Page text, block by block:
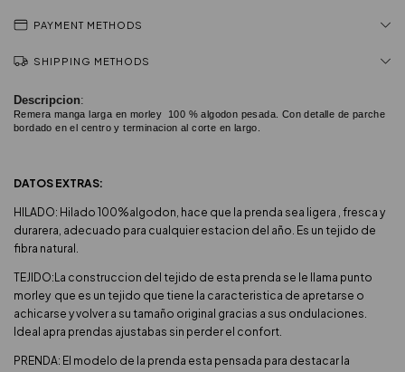
PAYMENT METHODS
SHIPPING METHODS
Descripcion:
Remera manga larga en morley 100 % algodon pesada. Con detalle de parche
bordado en el centro y terminacion al corte en largo.
DATOS EXTRAS:
HILADO: Hilado 100%algodon, hace que la prenda sea ligera , fresca y
durarera, adecuado para cualquier estacion del año. Es un tejido de
fibra natural.
TEJIDO:La construccion del tejido de esta prenda se le llama punto
morley que es un tejido que tiene la caracteristica de apretarse o
achicarse y volver a su tamaño original gracias a sus ondulaciones.
Ideal apra prendas ajustabas sin perder el confort.
PRENDA: El modelo de la prenda esta pensada para destacar la